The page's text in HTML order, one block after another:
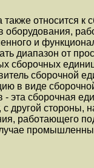
также относится
оборудования,
и
диапазон от
сборочных
сборочной
в виде
эта сборочная
с другой стороны,
работающего